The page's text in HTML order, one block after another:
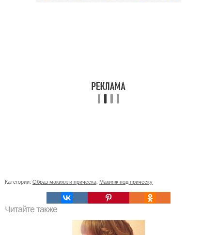
Категории: Образ макияж и прическа Макияж под прическу
Читайте также